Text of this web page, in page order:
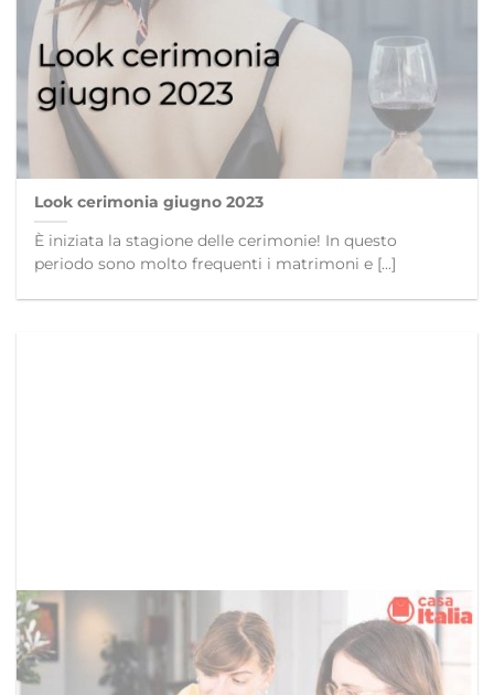
Look cerimonia giugno 2023
È iniziata la stagione delle cerimonie! In questo
periodo sono molto frequenti i matrimoni e [...]